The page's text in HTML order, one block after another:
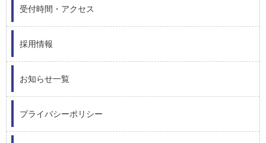
受付時間・アクセス
採用情報
お知らせ一覧
プライバシーポリシー